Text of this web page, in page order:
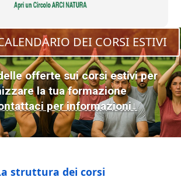
DEI CORSI ESTIVI
offerte sui corsi estivi per
la tua formazione
per informazioni↓
struttura dei corsi